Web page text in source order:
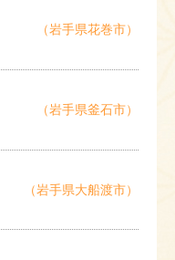
（岩手県花巻市）
（岩手県釜石市）
（岩手県大船渡市）